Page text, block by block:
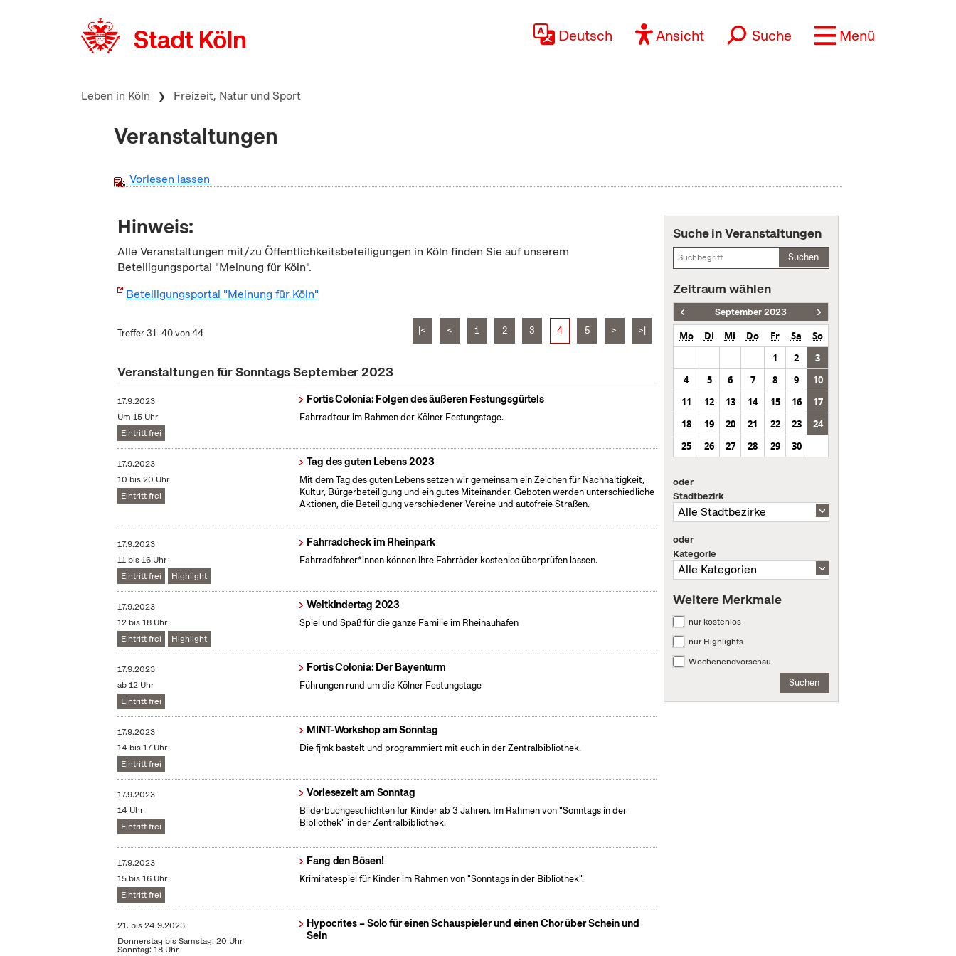
Deutsch Ansicht Suche Menü
Leben in Köln Freizeit, Natur und Sport
Veranstaltungen
Vorlesen lassen
Hinweis:
Alle Veranstaltungen mit/zu Öffentlichkeitsbeteiligungen in Köln finden Sie auf unserem
Beteiligungsportal "Meinung für Köln".
Beteiligungsportal "Meinung für Köln"
Treffer 31–40 von 44 |< < 1 2 3 4 5 > >|
Veranstaltungen für Sonntags September 2023
17.9.2023
Um 15 Uhr
Eintritt frei
Fortis Colonia: Folgen des äußeren Festungsgürtels
Fahrradtour im Rahmen der Kölner Festungstage.
17.9.2023
10 bis 20 Uhr
Eintritt frei
Tag des guten Lebens 2023
Mit dem Tag des guten Lebens setzen wir gemeinsam ein Zeichen für Nachhaltigkeit,
Kultur, Bürgerbeteiligung und ein gutes Miteinander. Geboten werden unterschiedliche
Aktionen, die Beteiligung verschiedener Vereine und autofreie Straßen.
17.9.2023
11 bis 16 Uhr
Eintritt frei
Highlight
Fahrradcheck im Rheinpark
Fahrradfahrer*innen können ihre Fahrräder kostenlos überprüfen lassen.
17.9.2023
12 bis 18 Uhr
Eintritt frei
Highlight
Weltkindertag 2023
Spiel und Spaß für die ganze Familie im Rheinauhafen
17.9.2023
ab 12 Uhr
Eintritt frei
Fortis Colonia: Der Bayenturm
Führungen rund um die Kölner Festungstage
17.9.2023
14 bis 17 Uhr
Eintritt frei
MINT-Workshop am Sonntag
Die fjmk bastelt und programmiert mit euch in der Zentralbibliothek.
17.9.2023
14 Uhr
Eintritt frei
Vorlesezeit am Sonntag
Bilderbuchgeschichten für Kinder ab 3 Jahren. Im Rahmen von "Sonntags in der
Bibliothek" in der Zentralbibliothek.
17.9.2023
15 bis 16 Uhr
Eintritt frei
Fang den Bösen!
Krimiratespiel für Kinder im Rahmen von "Sonntags in der Bibliothek".
21. bis24.9.2023
Donnerstag bis Samstag: 20 Uhr
Sonntag: 18 Uhr
Hypocrites – Solo für einen Schauspieler und einen Chor über Schein und
Sein
Suche in Veranstaltungen
Suchen
Zeitraum wählen
September 2023
Mo Di Mi Do Fr Sa
So
1
2
3
4
5 6 7 8 9
10
11
12 13 14 15 16
17
18
19 20 21 22 23
24
25
26 27 28 29 30
oder
Stadtbezirk
oder
Kategorie
Weitere Merkmale
nur kostenlos
nur Highlights
Wochenendvorschau
Suchen